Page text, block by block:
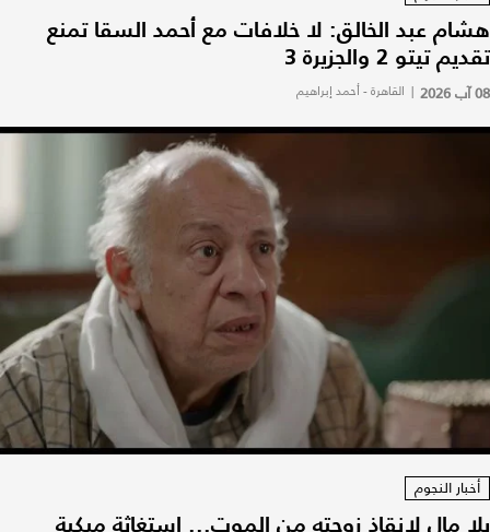
هشام عبد الخالق: لا خلافات مع أحمد السقا تمنع
تقديم تيتو 2 والجزيرة 3
08 آب 2026 | القاهرة - أحمد إبراهيم
أخبار النجوم
بلا مال لإنقاذ زوجته من الموت... استغاثة مبكية